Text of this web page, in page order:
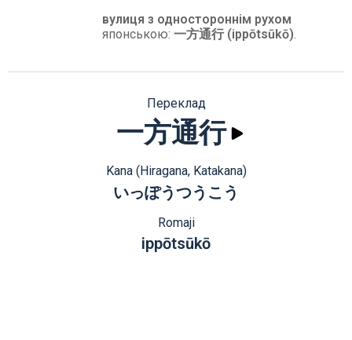
вулиця з одностороннім рухом
японською: 一方通行 (ippōtsūkō).
Переклад
一方通行
Kana (Hiragana, Katakana)
いっぽうつうこう
Romaji
ippōtsūkō